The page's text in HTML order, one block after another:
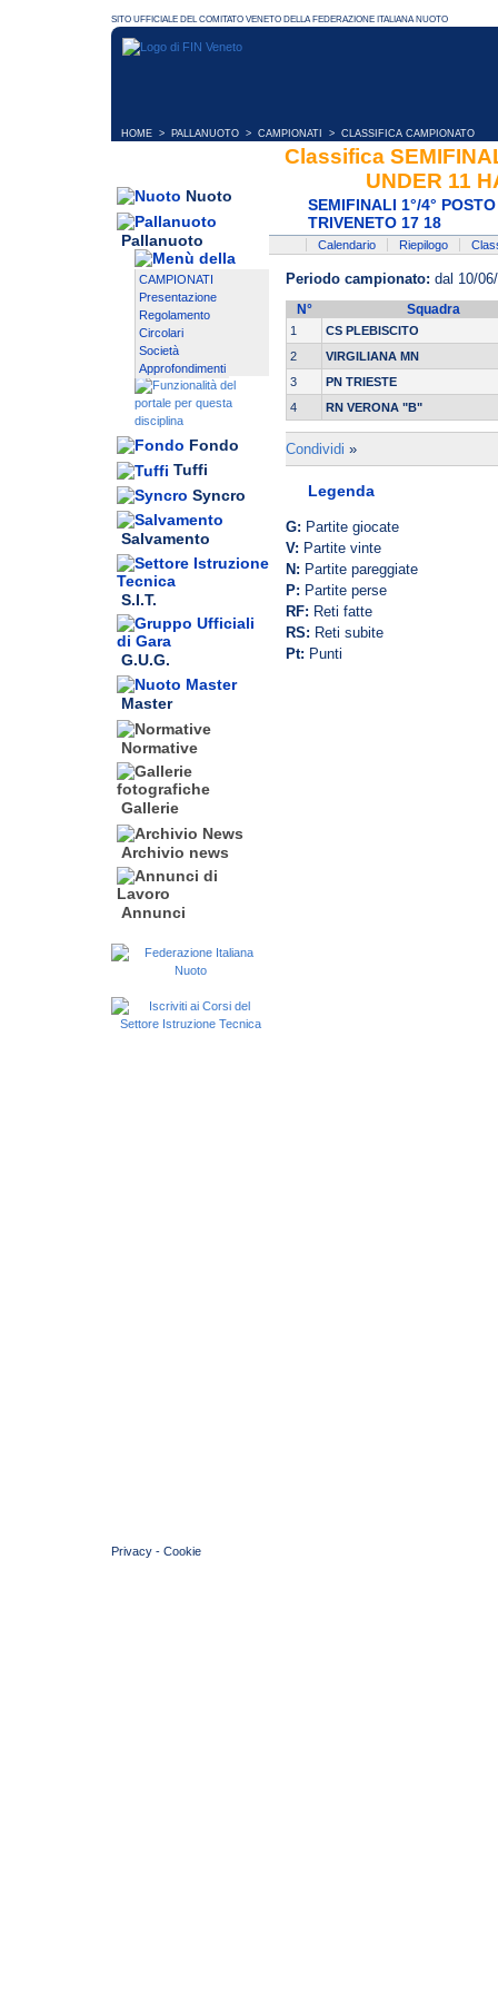
HOME > PALLANUOTO > CAMPIONATI > CLASSIFICA CAMPIONATO
Nuoto
Pallanuoto
CAMPIONATI
Presentazione
Regolamento
Circolari
Società
Approfondimenti
Fondo
Tuffi
Syncro
Salvamento
S.I.T.
G.U.G.
Master
Normative
Gallerie
Archivio news
Annunci
Classifica
UNDER 11
SEMIFINALI 1°/4°
TRIVENETO 17 18
Calendario Riepilogo
Periodo campionato: dal 10/
N° Squadra
1
CS PLEBISCITO
2
VIRGILIANA MN
3
PN TRIESTE
4
RN VERONA "B"
Condividi »
Legenda
G: Partite giocate
V: Partite vinte
N: Partite pareggiate
P: Partite perse
RF: Reti fatte
RS: Reti subite
Pt: Punti
Privacy - Cookie